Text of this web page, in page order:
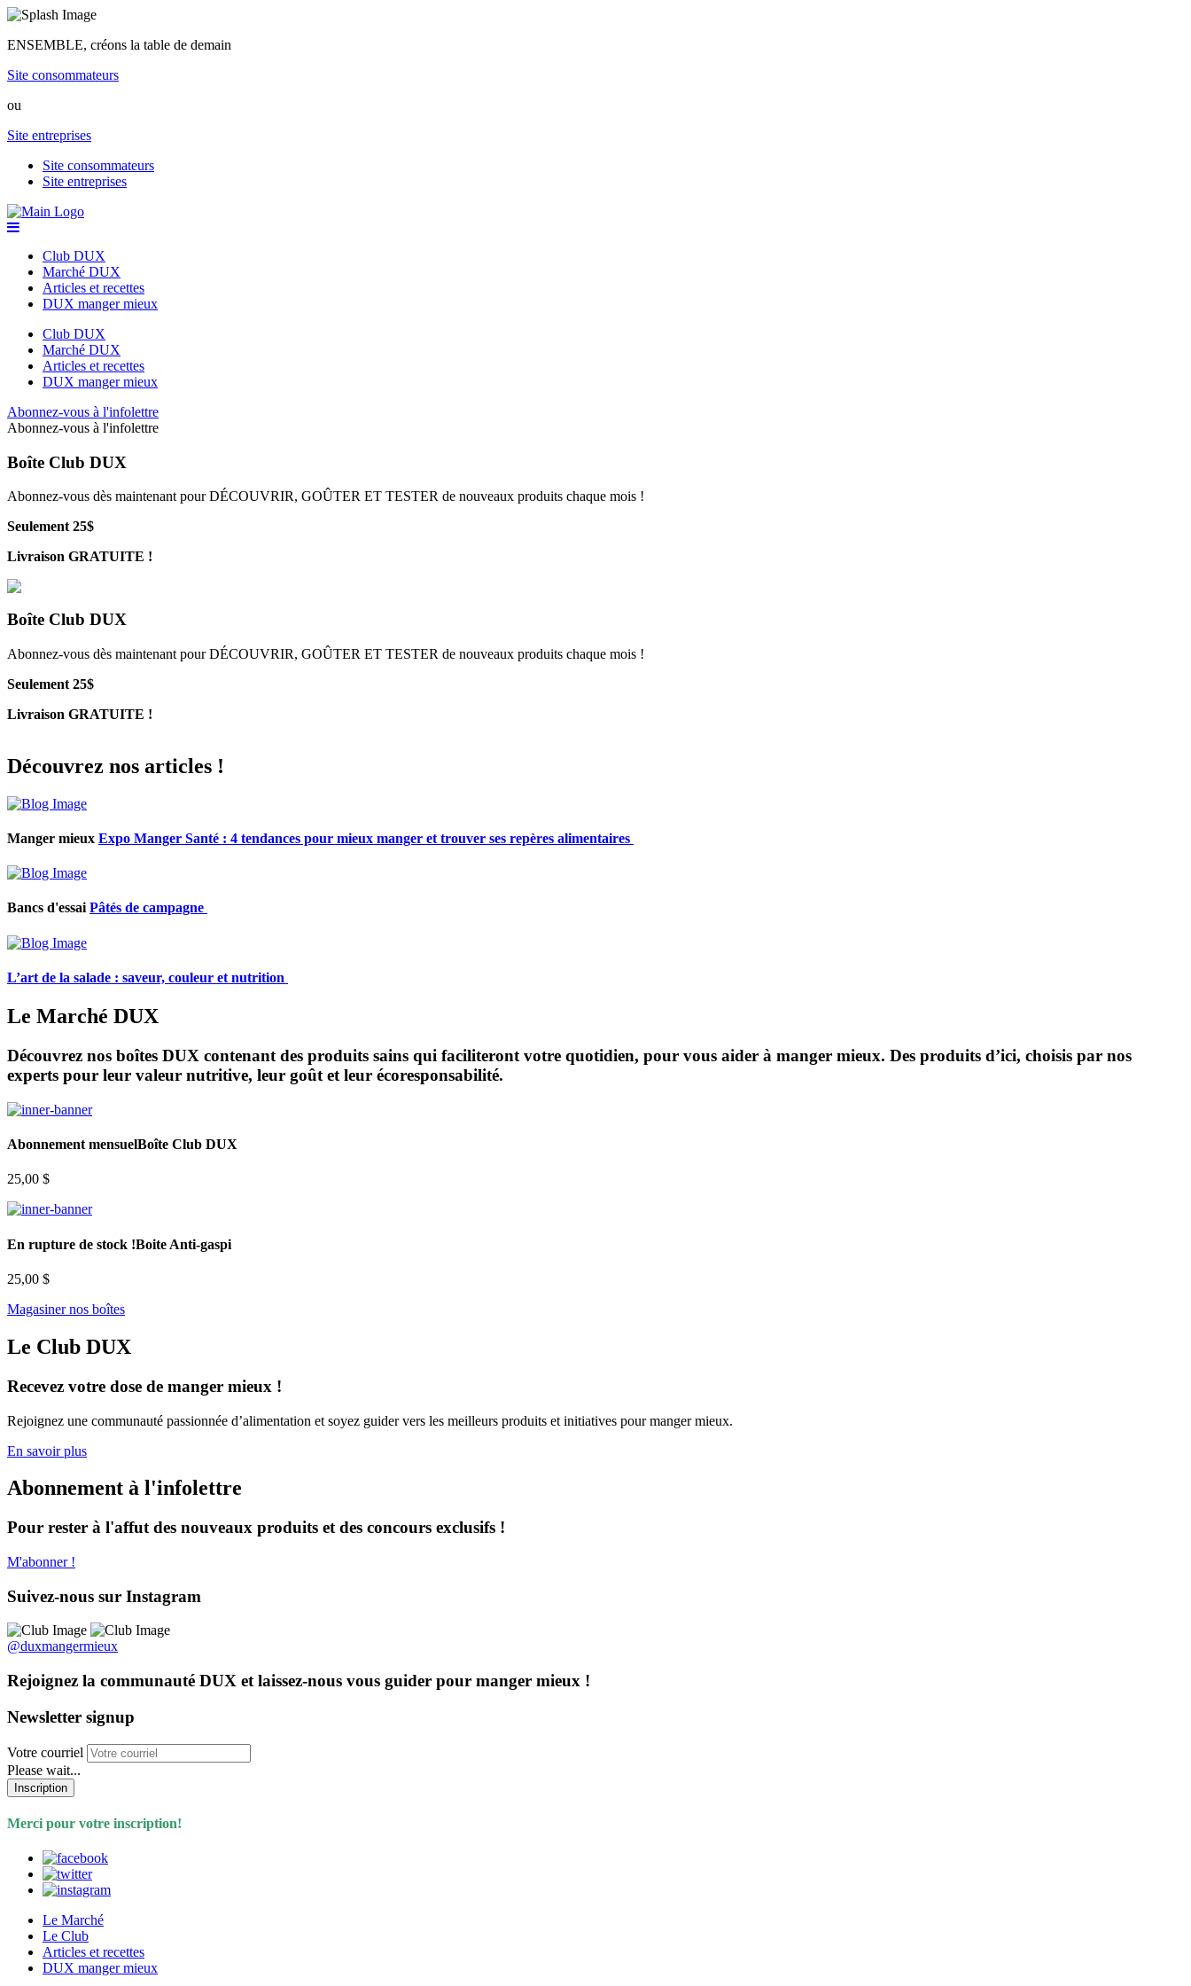
ENSEMBLE, créons la table de demain
Site consommateurs
ou
Site entreprises
Site consommateurs
Site entreprises
Club DUX
Marché DUX
Articles et recettes
DUX manger mieux
Club DUX
Marché DUX
Articles et recettes
DUX manger mieux
Abonnez-vous à l'infolettre
Abonnez-vous à l'infolettre
Boîte Club DUX
Abonnez-vous dès maintenant pour DÉCOUVRIR, GOÛTER ET TESTER de nouveaux produits chaque mois !
Seulement 25$
Livraison GRATUITE !
Boîte Club DUX
Abonnez-vous dès maintenant pour DÉCOUVRIR, GOÛTER ET TESTER de nouveaux produits chaque mois !
Seulement 25$
Livraison GRATUITE !
Découvrez nos articles !
Manger mieux Expo Manger Santé : 4 tendances pour mieux manger et trouver ses repères alimentaires
Bancs d'essai Pâtés de campagne
L’art de la salade : saveur, couleur et nutrition
Le Marché DUX
Découvrez nos boîtes DUX contenant des produits sains qui faciliteront votre quotidien, pour vous aider à manger mieux. Des produits d’ici, choisis par nos
experts pour leur valeur nutritive, leur goût et leur écoresponsabilité.
Abonnement mensuelBoîte Club DUX
25,00 $
En rupture de stock !Boite Anti-gaspi
25,00 $
Magasiner nos boîtes
Le Club DUX
Recevez votre dose de manger mieux !
Rejoignez une communauté passionnée d’alimentation et soyez guidervers les meilleurs produits et initiatives pour manger mieux.
En savoir plus
Abonnement à l'infolettre
Pour rester à l'affut des nouveaux produits et des concours exclusifs !
M'abonner !
Suivez-nous sur Instagram
@duxmangermieux
Rejoignez la communauté DUX et laissez-nous vous guider pour manger mieux !
Newsletter signup
Votre courriel
Please wait...
Inscription
Merci pour votre inscription!
Le Marché
Le Club
Articles et recettes
DUX manger mieux